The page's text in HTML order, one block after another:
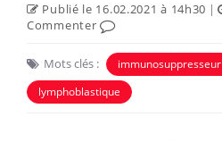
Publié le 16.02.2021 à 14h30 |
Commenter
Mots clés : immunosuppresseur
lymphoblastique